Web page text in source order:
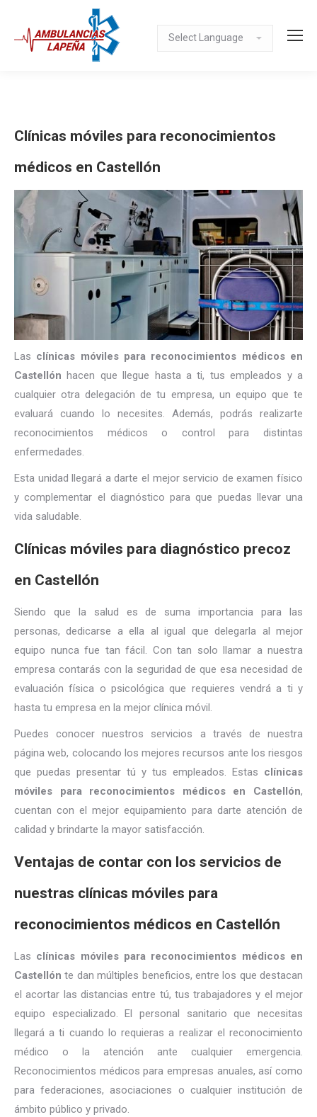
Clínicas móviles para reconocimientos
médicos en Castellón
Las clínicas móviles para reconocimientos médicos en
Castellón hacen que llegue hasta a ti, tus empleados y a
cualquier otra delegación de tu empresa, un equipo que te
evaluará cuando lo necesites. Además, podrás realizarte
reconocimientos médicos o control para distintas
enfermedades.
Esta unidad llegará a darte el mejor servicio de examen físico
y complementar el diagnóstico para que puedas llevar una
vida saludable.
Clínicas móviles para diagnóstico precoz
en Castellón
Siendo que la salud es de suma importancia para las
personas, dedicarse a ella al igual que delegarla al mejor
equipo nunca fue tan fácil. Con tan solo llamar a nuestra
empresa contarás con la seguridad de que esa necesidad de
evaluación física o psicológica que requieres vendrá a ti y
hasta tu empresa en la mejor clínica móvil.
Puedes conocer nuestros servicios a través de nuestra
página web, colocando los mejores recursos ante los riesgos
que puedas presentar tú y tus empleados. Estas clínicas
móviles para reconocimientos médicos en
Castellón,
cuentan con el mejor equipamiento para darte atención de
calidad y brindarte la mayor satisfacción.
Ventajas de contar con los servicios de
nuestras clínicas móviles para
reconocimientos médicos en Castellón
Las clínicas móviles para reconocimientos médicos en
Castellón te dan múltiples beneficios, entre los que destacan
el acortar las distancias entre tú, tus trabajadores y el mejor
equipo especializado. El personal sanitario que necesitas
llegará a ti cuando lo requieras a realizar el reconocimiento
médico o la atención ante cualquier emergencia.
Reconocimientos médicos para empresas anuales, así como
para federaciones, asociaciones o cualquier institución de
ámbito público y privado.